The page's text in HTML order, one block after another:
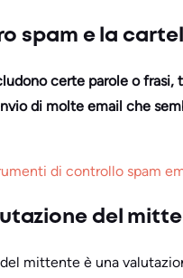
spam e la
certe parole o frasi,
di molte email che
di controllo spam
del
mittente è una